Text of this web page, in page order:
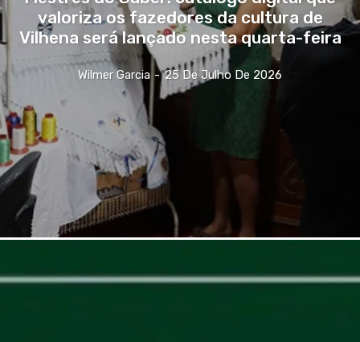
valoriza os fazedores da cultura de
Vilhena será lançado nesta quarta-feira
Wilmer Garcia - 25 De Julho De 2026